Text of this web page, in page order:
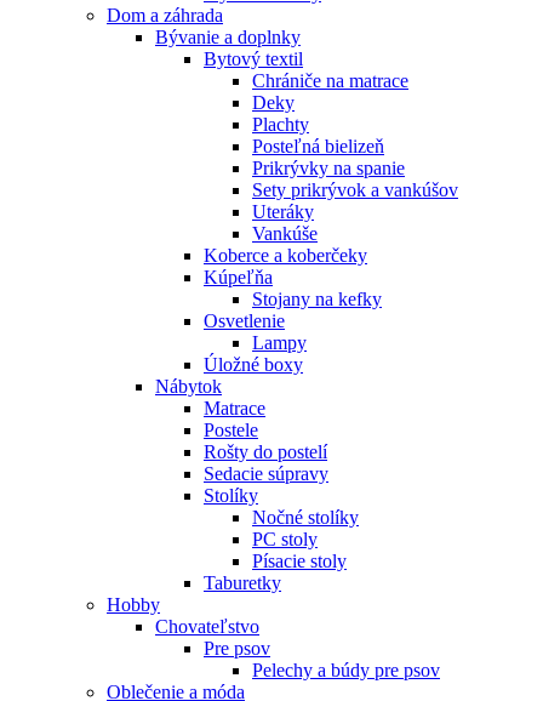
Dom a záhrada
Bývanie a doplnky
Bytový textil
Chrániče na matrace
Deky
Plachty
Posteľná bielizeň
Prikrývky na spanie
Sety prikrývok a vankúšov
Uteráky
Vankúše
Koberce a koberčeky
Kúpeľňa
Stojany na kefky
Osvetlenie
Lampy
Úložné boxy
Nábytok
Matrace
Postele
Rošty do postelí
Sedacie súpravy
Stolíky
Nočné stolíky
PC stoly
Písacie stoly
Taburetky
Hobby
Chovateľstvo
Pre psov
Pelechy a búdy pre psov
Oblečenie a móda